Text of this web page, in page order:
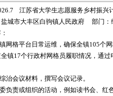
江苏省大学生志愿服务乡村振兴
盐城市大丰区白驹镇人民政府 部门：
网格平台日常运维，确保全镇105个
镇17个行政村网格员履职情况，通
治会议材料，撰写会议记录。
负责或组织的活动，例如读书会、红